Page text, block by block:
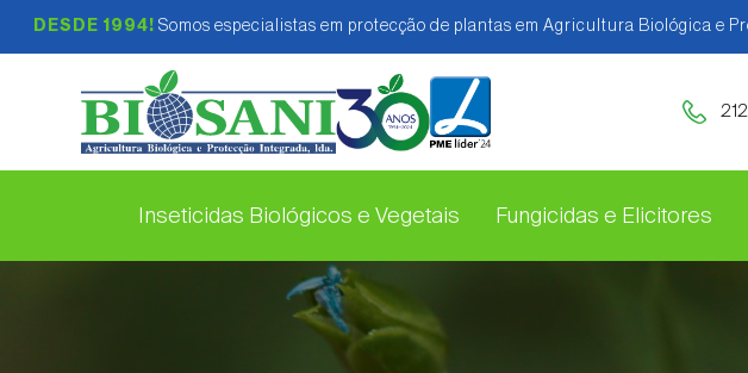
DESDE 1994! Somos especialistas em protecção de plantas em Agricultura Biológica e
Inseticidas Biológicos e Vegetais Fungicidas e Elicitores